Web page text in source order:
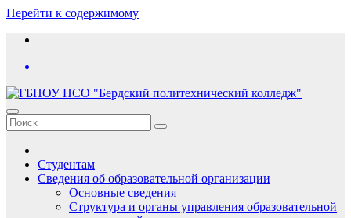
Перейти к содержимому
Студентам
Сведения об образовательной организации
Основные сведения
Структура и органы управления образовательной